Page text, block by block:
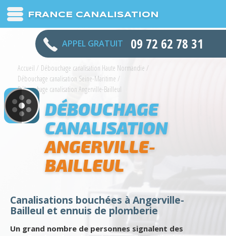
FRANCE CANALISATION
APPEL GRATUIT 09 72 62 78 31
Accueil / Débouchage canalisation Haute Normandie /
Débouchage canalisation Seine-Maritime /
Débouchage canalisation Angerville-Bailleul
DÉBOUCHAGE
CANALISATION
ANGERVILLE-
BAILLEUL
Canalisations bouchées à Angerville-
Bailleul et ennuis de plomberie
Un grand nombre de personnes signalent des